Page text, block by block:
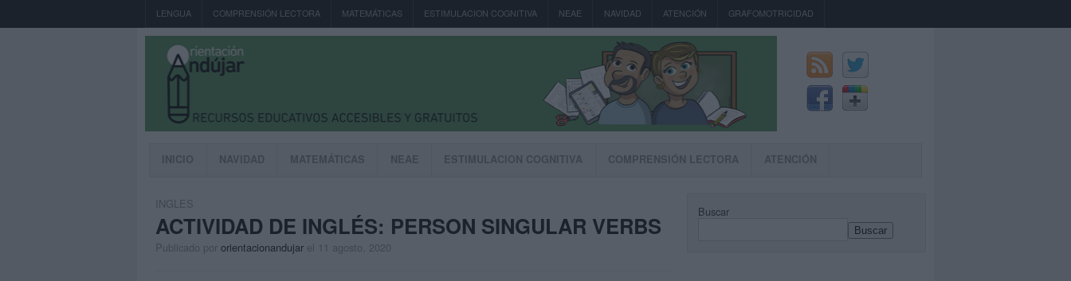
LENGUA COMPRENSIÓN LECTORA MATEMÁTICAS ESTIMULACION COGNITIVA NEAE NAVIDAD ATENCIÓN GRAFOMOTRICIDAD
INICIO NAVIDAD MATEMÁTICAS NEAE ESTIMULACION COGNITIVA COMPRENSIÓN LECTORA ATENCIÓN
INGLES
ACTIVIDAD DE INGLÉS: PERSON SINGULAR VERBS
Publicado por orientacionandujar el 11 agosto, 2020
Buscar
Buscar